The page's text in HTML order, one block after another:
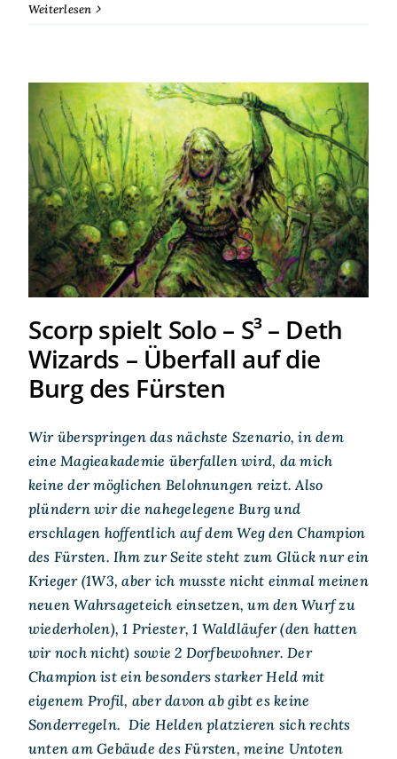
Weiterlesen
Scorp spielt Solo – S³ – Deth
Wizards – Überfall auf die
Burg des Fürsten
Scorp spielt Solo – S³ – Deth
Wizards – Überfall auf die
Burg des Fürsten
Wir überspringen das nächste Szenario, in dem
eine Magieakademie überfallen wird, da mich
keine der möglichen Belohnungen reizt. Also
plündern wir die nahegelegene Burg und
erschlagen hoffentlich auf dem Weg den Champion
des Fürsten. Ihm zur Seite steht zum Glück nur ein
Krieger (1W3, aber ich musste nicht einmal meinen
neuen Wahrsageteich einsetzen, um den Wurf zu
wiederholen), 1 Priester, 1 Waldläufer (den hatten
wir noch nicht) sowie 2 Dorfbewohner. Der
Champion ist ein besonders starker Held mit
eigenem Profil, aber davon ab gibt es keine
Sonderregeln. Die Helden platzieren sich rechts
unten am Gebäude des Fürsten, meine Untoten